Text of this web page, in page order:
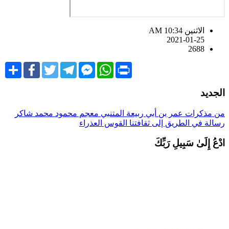
الاثنين AM 10:34
2021-01-25
2688
ShareFacebookTwitterTelegramFacebook
Messenger
WhatsApp Print
مذكرات عمر بن أبي ربيعةالمتنبي معجم محمود محمد شاكر
في الطريق إلى ثقافتناالقوس العذراء
إِلَىٰ سَبِيلِ رَبِّكَ